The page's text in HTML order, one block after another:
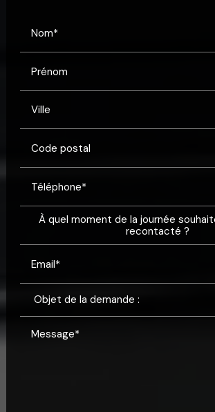
Nom*
Prénom
Ville
Code postal
Téléphone*
À quel moment de la journée
recontacté ?
Email*
Message*